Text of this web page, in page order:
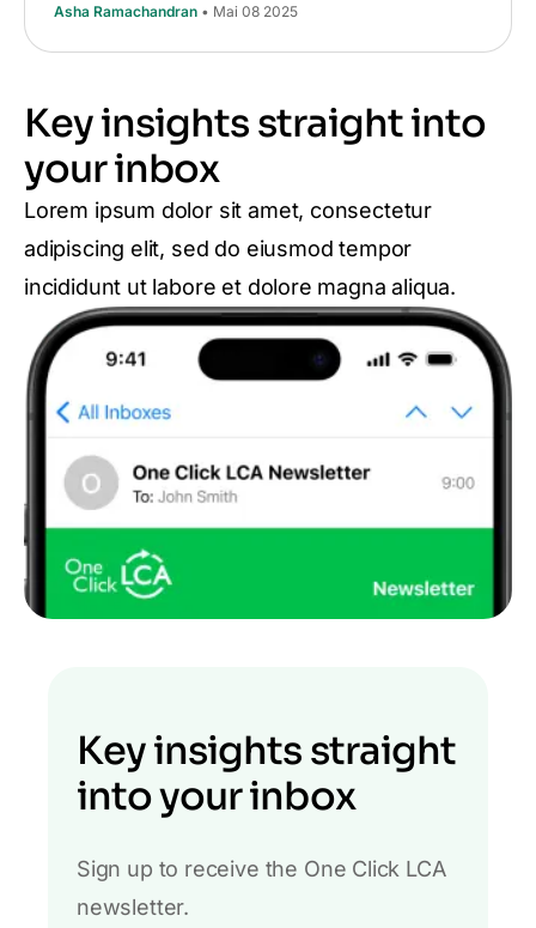
Asha Ramachandran • Mai 08 2025
Key insights straight into
your inbox
Lorem ipsum dolor sit amet, consectetur
adipiscing elit, sed do eiusmod tempor
incididunt ut labore et dolore magna aliqua.
Key insights straight
into your inbox
Sign up to receive the One Click LCA
newsletter.